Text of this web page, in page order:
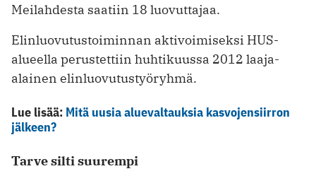
Meilahdesta saatiin 18 luovuttajaa.
Elinluovutustoiminnan aktivoimiseksi HUS-
alueella perustettiin huhtikuussa 2012 laaja-
alainen elinluovutustyöryhmä.
Lue lisää: Mitä uusia aluevaltauksia kasvojensiirron
jälkeen?
Tarve silti suurempi